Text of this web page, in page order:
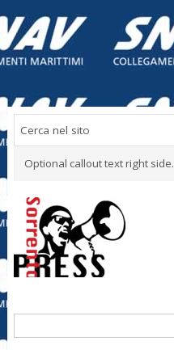
Optional callout text right side.